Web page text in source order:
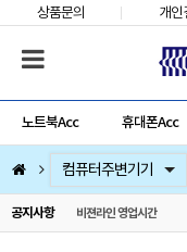
상품문의 개인
노트북Acc 휴대폰Acc
컴퓨터부품
베스트 상품
컴퓨터주변기기
저장장치/네트웍/케
마우스/키보드/키패
스피커/이어폰/헤드
게임
노트북Acc
게임슬라이더
휴대폰Acc
공지사항 비젼라인 영업시간